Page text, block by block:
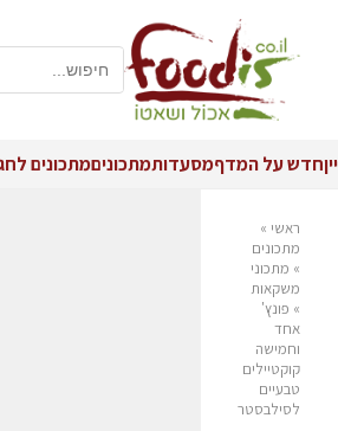
ייןחדש על המדףמסעדותמתכוניםמתכונים
ראשי »
מתכונים
» מתכוני
משקאות
» פונץ'
אחד
וחמישה
קוקטיילים
טבעיים
לסילבסטר